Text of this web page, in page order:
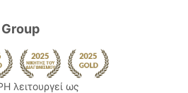
λειτουργεί ως